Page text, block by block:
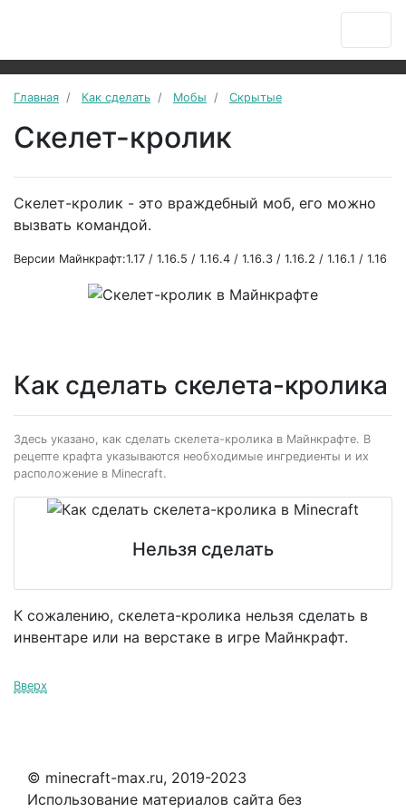
Главная Как сделать Мобы Скрытые
Скелет-кролик
Скелет-кролик - это враждебный моб, его можно
вызвать командой.
Версии Майнкрафт:1.17 / 1.16.5 / 1.16.4 / 1.16.3 / 1.16.2 / 1.16.1 / 1.16
Как сделать скелета-кролика
Здесь указано, как сделать скелета-кролика в Майнкрафте. В
рецепте крафта указываются необходимые ингредиенты и их
расположение в Minecraft.
Нельзя сделать
К сожалению, скелета-кролика нельзя сделать в
инвентаре или на верстаке в игре Майнкрафт.
Вверх
© minecraft-max.ru, 2019-2023
Использование материалов сайта без